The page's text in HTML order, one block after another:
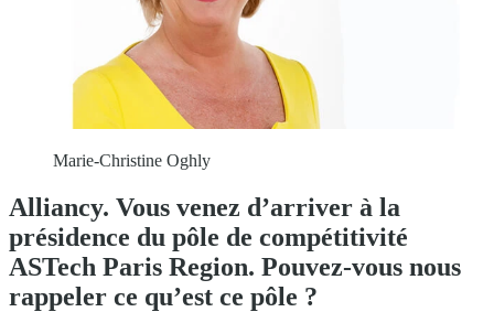
Marie-Christine Oghly
Alliancy. Vous venez d’arriver à la
présidence du pôle de compétitivité
ASTech Paris Region. Pouvez-vous nous
rappeler ce qu’est ce pôle ?